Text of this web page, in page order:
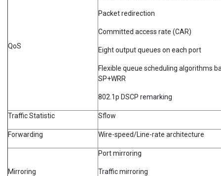
QoS
Packet redirection
Committed access rate (CAR)
Eight output queues on each port
Flexible queue scheduling algorithms
SP+WRR
802.1p DSCP remarking
Traffic Statistic Sflow
Forwarding Wire-speed/Line-rate architecture
Mirroring
Port mirroring
Traffic mirroring